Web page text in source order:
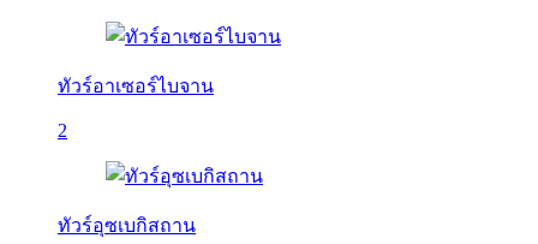
ทัวร์อาเซอร์ไบจาน
2
ทัวร์อุซเบกิสถาน